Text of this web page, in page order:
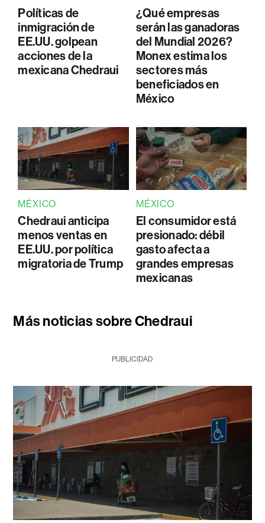
Políticas de
inmigración de
EE.UU. golpean
acciones de la
mexicana Chedraui
¿Qué empresas
serán las ganadoras
del Mundial 2026?
Monex estima los
sectores más
beneficiados en
México
MÉXICO
Chedraui anticipa
menos ventas en
EE.UU. por política
migratoria de Trump
MÉXICO
El consumidor está
presionado: débil
gasto afecta a
grandes empresas
mexicanas
Más noticias sobre Chedraui
PUBLICIDAD